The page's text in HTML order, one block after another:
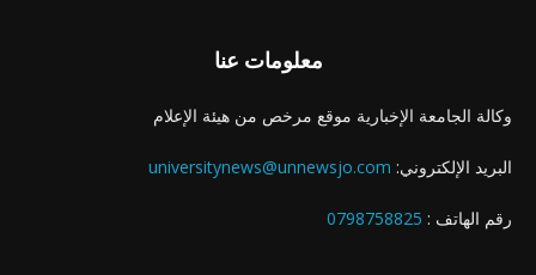
معلومات عنا
وكالة الجامعة الإخبارية موقع مرخص من هيئة الإعلام
البريد الإلكتروني: universitynews@unnewsjo.com
رقم الهاتف : 0798758825